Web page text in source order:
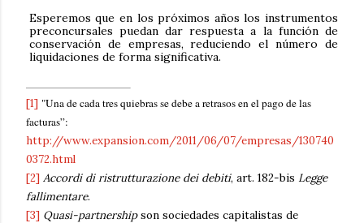
Esperemos que en los próximos años los instrumentos
preconcursales puedan dar respuesta a la función de
conservación de empresas, reduciendo el número de
liquidaciones de forma significativa.
[1] "Una de cada tres quiebras se debe a retrasos en el pago de las
facturas”:
http://www.expansion.com/2011/06/07/empresas/130740
0372.html
[2] Accordi di ristrutturazione dei debiti, art. 182-bis Legge
fallimentare.
[3] Quasi-partnershipson sociedades capitalistas de